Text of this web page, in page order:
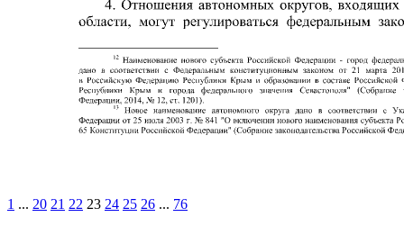
1 ... 20 21 22 23 24 25 26 ... 76